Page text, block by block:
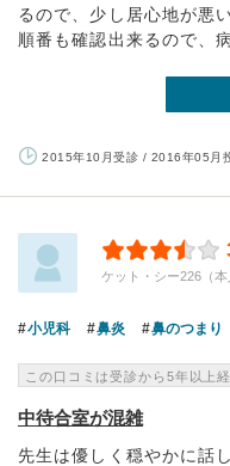
るので、少し居心地が悪
順番も確認出来るので、
2015年10月受診 / 2016年05月
ケット・シー226（
小児科 鼻炎 鼻のつまり
この口コミは受診から5年以上
中待合室が混雑
先生は優しく穏やかに話